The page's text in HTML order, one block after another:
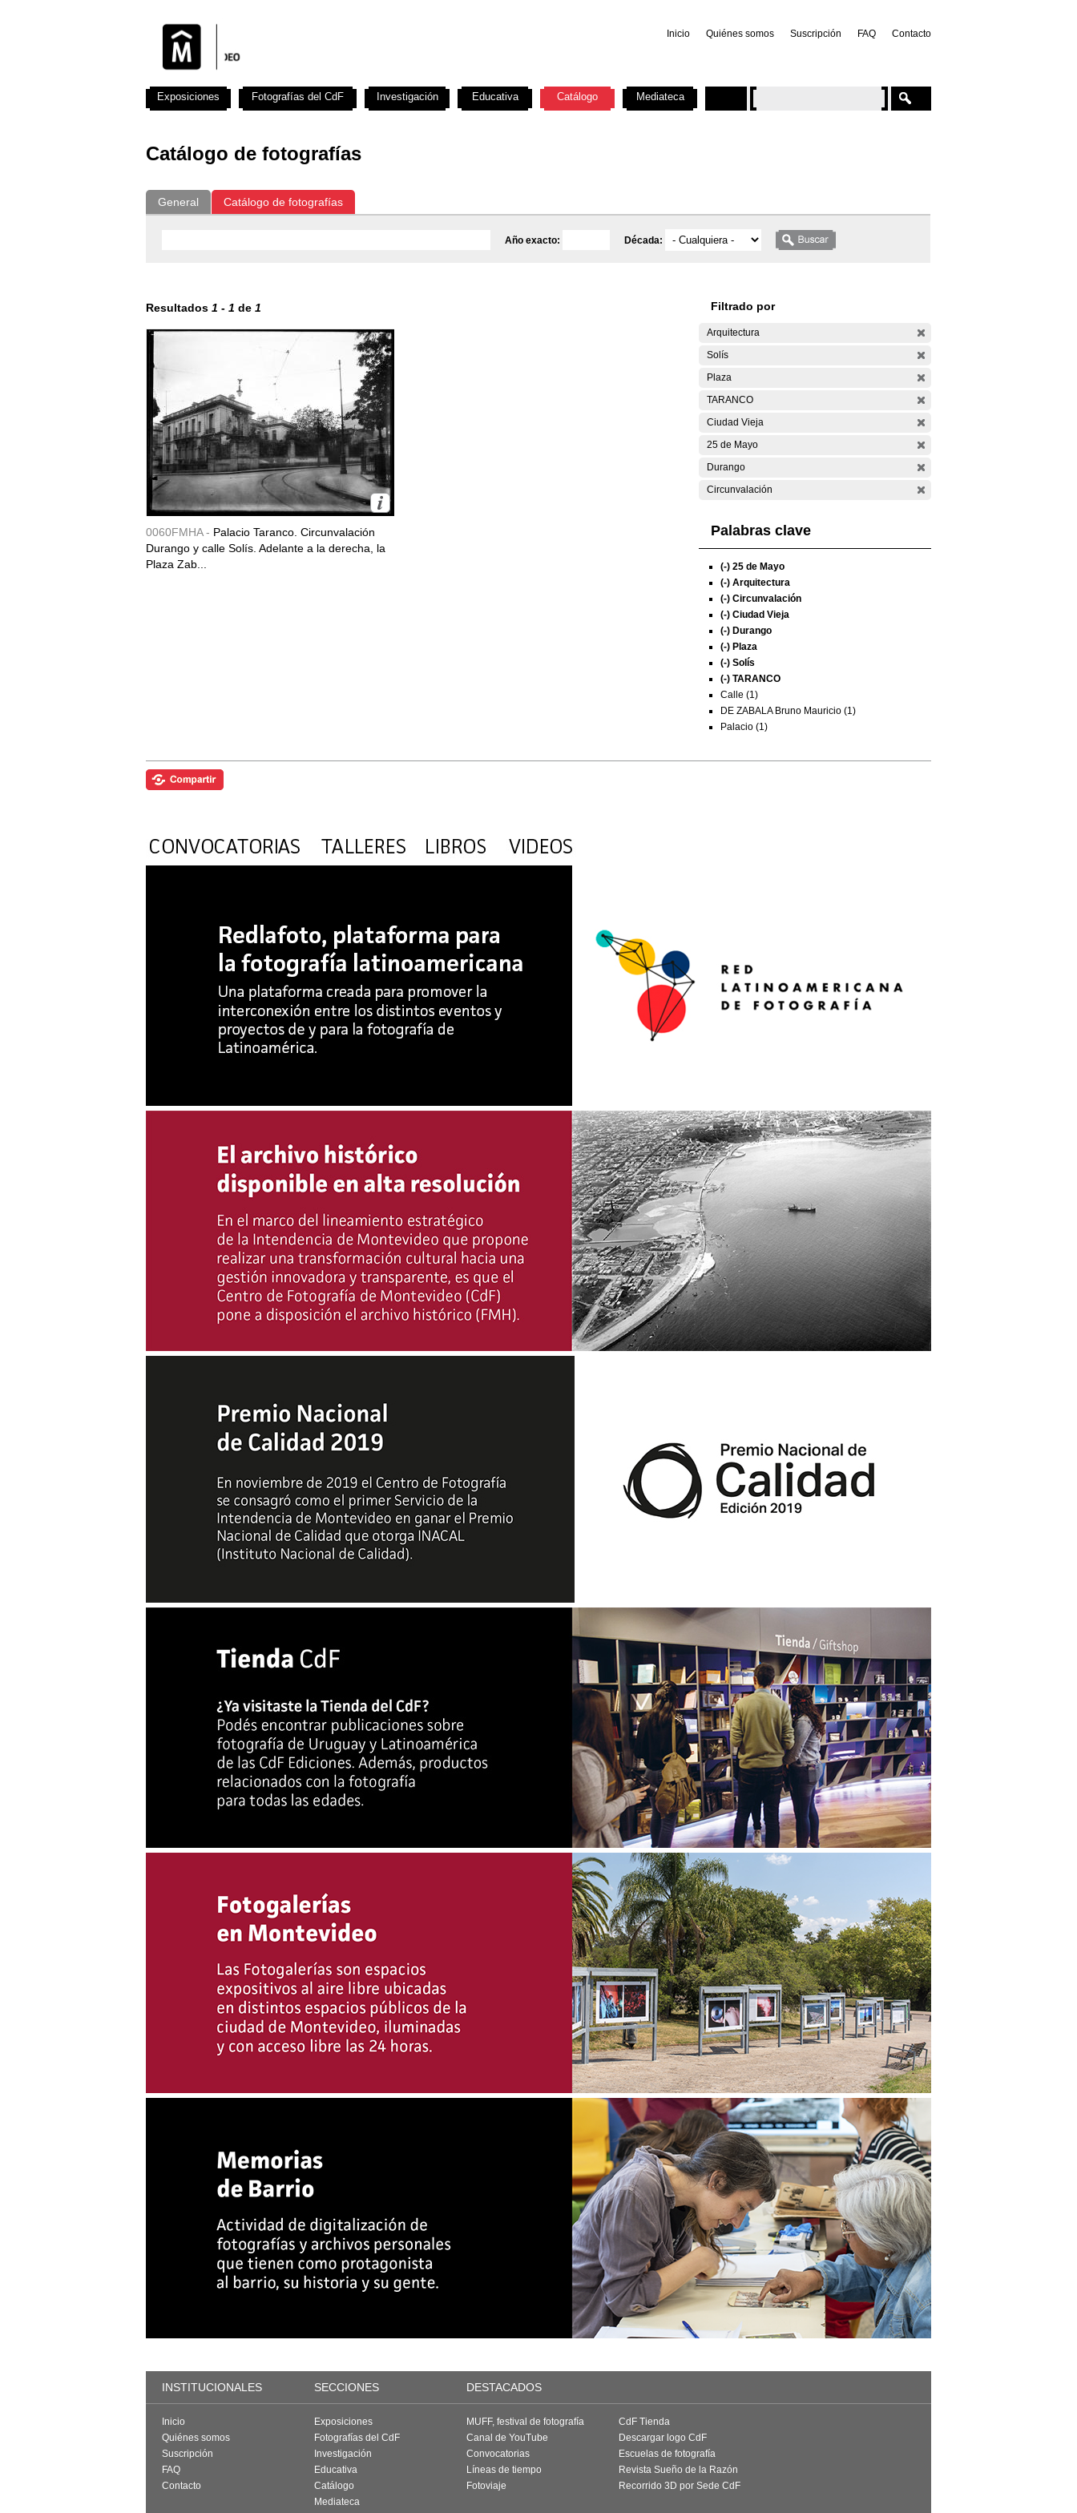
Inicio Quiénes somos Suscripción FAQ Contacto
Catálogo de fotografías
General Catálogo de fotografías
Año exacto: Década:
Resultados 1 - 1 de 1
0060FMHA - Palacio Taranco. Circunvalación
Durango y calle Solís. Adelante a la derecha, la
Plaza Zab...
Filtrado por
Arquitectura
Solís
Plaza
TARANCO
Ciudad Vieja
25 de Mayo
Durango
Circunvalación
Palabras clave
(-) 25 de Mayo
(-) Arquitectura
(-) Circunvalación
(-) Ciudad Vieja
(-) Durango
(-) Plaza
(-) Solís
(-) TARANCO
Calle (1)
DE ZABALA Bruno Mauricio (1)
Palacio (1)
Exposiciones Fotografías del CdF Investigación Educativa Catálogo Mediateca
INSTITUCIONALES SECCIONES DESTACADOS
Inicio
Quiénes somos
Suscripción
FAQ
Contacto
Exposiciones
Fotografías del CdF
Investigación
Educativa
Catálogo
Mediateca
MUFF, festival de fotografía
Canal de YouTube
Convocatorias
Líneas de tiempo
Fotoviaje
CdF Tienda
Descargar logo CdF
Escuelas de fotografía
Revista Sueño de la Razón
Recorrido 3D por Sede CdF